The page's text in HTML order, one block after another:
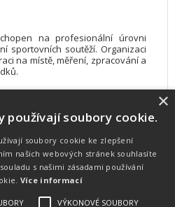
na profesionální úrovni
sportovních soutěží. Organizaci
na místě, měření, zpracování a
a publikaci výsledků
vyvinutý na zakázku. Lze
výsledky komentátorovi na
s nepatrným zpožděním na
×
používají soubory cookie.
soubory cookie ke zlepšení
našich webových stránek souhlasíte
s našimi zásadami používání
Více informací
VÝKONOVÉ SOUBORY